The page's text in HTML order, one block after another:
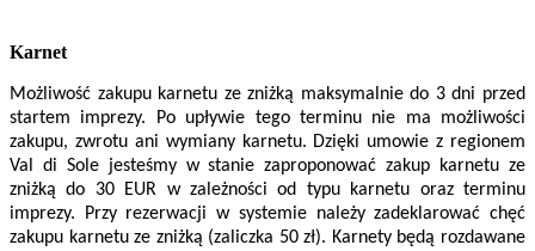
Karnet
Możliwość zakupu karnetu ze zniżką maksymalnie do 3 dni przed
startem imprezy. Po upływie tego terminu nie ma możliwości
zakupu, zwrotu ani wymiany karnetu. Dzięki umowie z regionem
Val di Sole jesteśmy w stanie zaproponować zakup karnetu ze
zniżką do 30 EUR w zależności od typu karnetu oraz terminu
imprezy. Przy rezerwacji w systemie należy zadeklarować chęć
zakupu karnetu ze zniżką (zaliczka 50 zł). Karnety będą rozdawane